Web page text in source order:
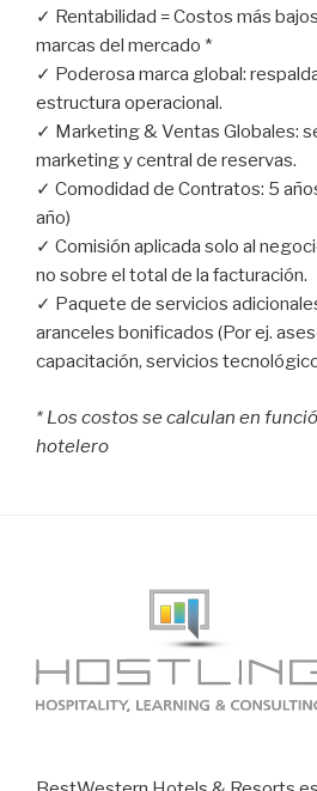
✓ Rentabilidad = Costos más
marcas del mercado *
✓ Poderosa marca global:
estructura operacional.
✓ Marketing & Ventas Globales:
marketing y central de reservas.
✓ Comodidad de Contratos: 5
año)
✓ Comisión aplicada solo al
no sobre el total de la facturación.
✓ Paquete de servicios
aranceles bonificados (Por ej.
capacitación, servicios
* Los costos se calculan en
hotelero